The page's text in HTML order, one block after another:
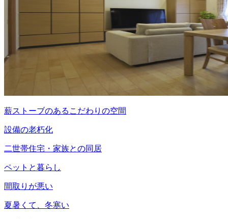
薪ストーブのあるこだわりの空間
設備の老朽化
二世帯住宅・家族との同居
ペットと暮らし
間取りが悪い
夏暑くて、冬寒い